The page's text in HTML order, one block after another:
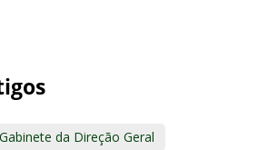
Gabinete da Direção Geral